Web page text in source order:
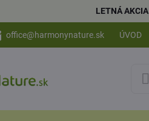
LETNÁ AKCIA
office@harmonynature.sk ÚVOD